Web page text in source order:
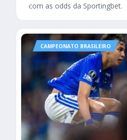
com as odds da Sportingbet.
CAMPEONATO BRASILEIRO